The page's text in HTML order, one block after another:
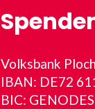
Volksbank
IBAN: DE72
BIC: